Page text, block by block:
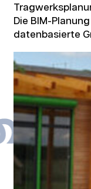
Die BIM-
datenbasierte